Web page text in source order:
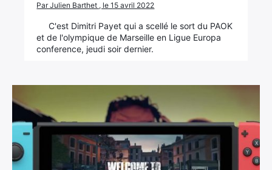
Par Julien Barthet , le 15 avril 2022
C'est Dimitri Payet qui a scellé le sort du PAOK
et de l'olympique de Marseille en Ligue Europa
conference, jeudi soir dernier.